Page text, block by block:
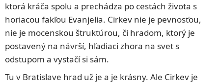
ktorá kráča spolu a prechádza po cestách života s
horiacou fakľou Evanjelia. Cirkev nie je pevnosťou,
nie je mocenskou štruktúrou, či hradom, ktorý je
postavený na návrší, hľadiaci zhora na svet s
odstupom a vystačí si sám.
Tu v Bratislave hrad už je a je krásny. Ale Cirkev je